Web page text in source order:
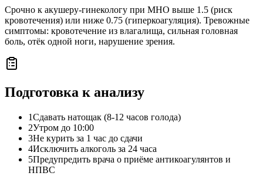
Срочно к акушеру-гинекологу при МНО выше 1.5 (риск
кровотечения) или ниже 0.75 (гиперкоагуляция). Тревожные
симптомы: кровотечение из влагалища, сильная головная
боль, отёк одной ноги, нарушение зрения.
Подготовка к анализу
1Сдавать натощак (8-12 часов голода)
2Утром до 10:00
3Не курить за 1 час до сдачи
4Исключить алкоголь за 24 часа
5Предупредить врача о приёме антикоагулянтов и
НПВС